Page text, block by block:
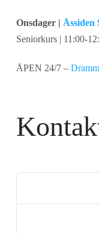
Onsdager | Åssiden
Seniorkurs | 11:00-
ÅPEN 24/7 –